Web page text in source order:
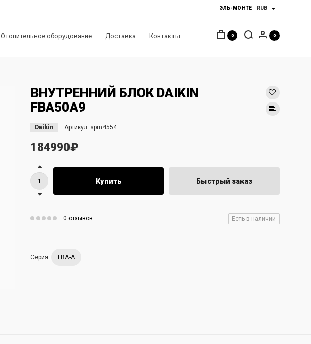
Отопительное оборудование Доставка Контакты
ЭЛЬ-МОНТЕ
0 0
ВНУТРЕННИЙ БЛОК DAIKIN
FBA50A9
Daikin Артикул: spm4554
184990₽
Купить Быстрый заказ
0 отзывов Есть в наличии
Серия: FBA-A